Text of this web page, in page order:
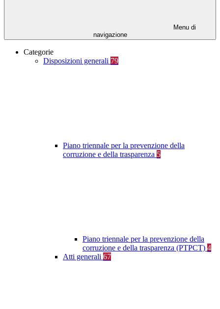
Menu di
navigazione
Categorie
Disposizioni generali 79
Piano triennale per la prevenzione della
corruzione e della trasparenza 5
Piano triennale per la prevenzione della
corruzione e della trasparenza (PTPCT) 4
Atti generali 67